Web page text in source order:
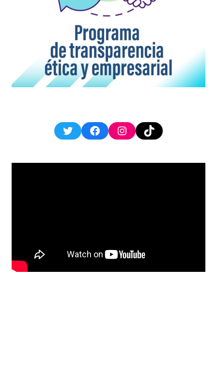
TwitterFacebookInstagram
TikTok